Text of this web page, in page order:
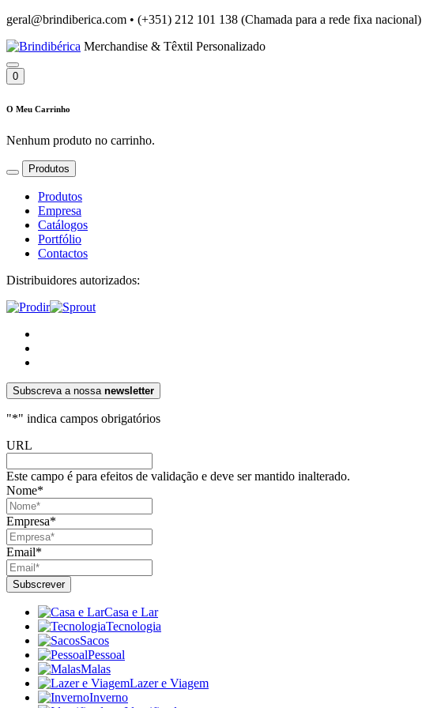
geral@brindiberica.com • (+351) 212 101 138 (Chamada para a rede fixa nacional)
Merchandise & Têxtil Personalizado
0
O Meu Carrinho
Nenhum produto no carrinho.
Produtos
Produtos
Empresa
Catálogos
Portfólio
Contactos
Distribuidores autorizados:
Subscreva a nossa newsletter
"*" indica campos obrigatórios
URL
Este campo é para efeitos de validação e deve ser mantido inalterado.
Nome*
Empresa*
Email*
Casa e Lar
Tecnologia
Sacos
Pessoal
Malas
Lazer e Viagem
Inverno